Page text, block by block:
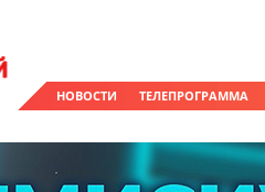
НОВОСТИ ТЕЛЕПРОГРАММА